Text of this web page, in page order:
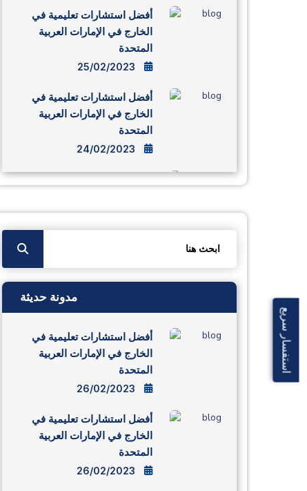
استفسار سريع
أفضل استشارات تعليمية في
الخارج في الإمارات العربية
المتحدة
25/02/2023
أفضل استشارات تعليمية في
الخارج في الإمارات العربية
المتحدة
24/02/2023
أفضل استشارات تعليمية في
المتحدة
23/02/2023
مدونة حديثة
أفضل استشارات تعليمية في
الخارج في الإمارات العربية
المتحدة
26/02/2023
أفضل استشارات تعليمية في
الخارج في الإمارات العربية
المتحدة
26/02/2023